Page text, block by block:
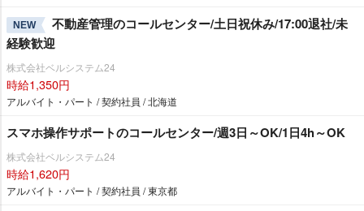
NEW
不動産管理のコールセンター/土日祝休み/17:00退社/未
経験歓迎
株式会社ベルシステム24
時給1,350円
アルバイト・パート / 契約社員 / 北海道
スマホ操作サポートのコールセンター/週3日～OK/1日4h～OK
株式会社ベルシステム24
時給1,620円
アルバイト・パート / 契約社員 / 東京都